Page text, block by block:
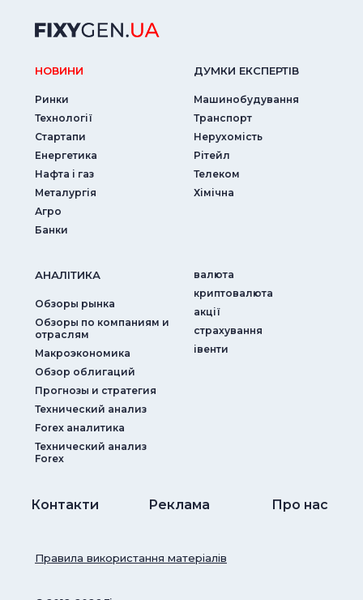
НОВИНИ
Ринки
Технології
Стартапи
Енергетика
Нафта і газ
Металургія
Агро
Банки
ДУМКИ ЕКСПЕРТIВ
Машинобудування
Транспорт
Нерухомість
Рітейл
Телеком
Хімічна
АНАЛIТИКА
Обзоры рынка
Обзоры по компаниям и
отраслям
Макроэкономика
Обзор облигаций
Прогнозы и стратегия
Технический анализ
Forex аналитика
Технический анализ
Forex
валюта
криптовалюта
акції
страхування
iвенти
Контакти Реклама Про нас
Правила використання матеріалів